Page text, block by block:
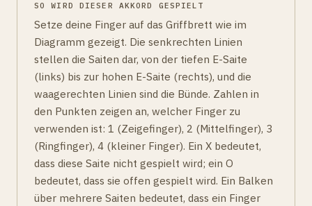
SO WIRD DIESER AKKORD GESPIELT
Setze deine Finger auf das Griffbrett wie im
Diagramm gezeigt. Die senkrechten Linien
stellen die Saiten dar, von der tiefen E-Saite
(links) bis zur hohen E-Saite (rechts), und die
waagerechten Linien sind die Bünde. Zahlen in
den Punkten zeigen an, welcher Finger zu
verwenden ist: 1 (Zeigefinger), 2 (Mittelfinger), 3
(Ringfinger), 4 (kleiner Finger). Ein X bedeutet,
dass diese Saite nicht gespielt wird; ein O
bedeutet, dass sie offen gespielt wird. Ein Balken
über mehrere Saiten bedeutet, dass ein Finger